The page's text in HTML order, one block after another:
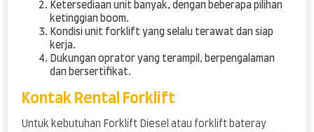
Ketersediaan unit banyak, dengan beberapa pilihan
ketinggian boom.
Kondisi unit forklift yang selalu terawat dan siap
kerja.
Dukungan oprator yang terampil, berpengalaman
dan bersertifikat.
Kontak Rental Forklift
Untuk kebutuhan Forklift Diesel atau forklift bateray